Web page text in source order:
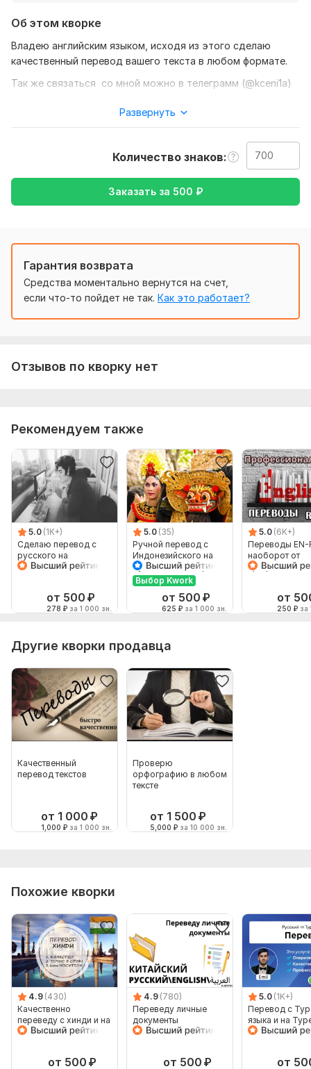
Об этом кворке
Владею английским языком, исходя из этого сделаю
качественный перевод вашего текста в любом формате.
Так же связаться со мной можно в телеграмм (@kceni1a)
так же уточнение моей работы-перевод с английского на
русский, либо же с русского на английский
Тематика: Образование и наука,Другое
Язык перевода:
Развернуть
Количество знаков
Заказать за 500 ₽
Гарантия возврата
Средства моментально вернутся на счет,
если что-то пойдет не так. Как это работает?
Отзывов по кворку нет
Рекомендуем также
5.0 (1K+)
Сделаю перевод с
русского на
английский и
от 500 ₽
278 ₽ за 1 000 зн.
5.0 (35)
Ручной перевод с
Индонезийского на
Русский и наоборот
Выбор Kwork
от 500 ₽
625 ₽ за 1 000 зн.
5.0 (6K+)
Переводы EN-
наоборот от
от
250 ₽ за
Другие кворки продавца
Качественный
перевод текстов
от 1 000 ₽
1,000 ₽ за 1 000 зн.
Проверю
орфографию в любом
тексте
от 1 500 ₽
5,000 ₽ за 10 000 зн.
Похожие кворки
4.9 (430)
Качественно
переведу с хинди и на
хинди
от 500 ₽
4.9 (780)
Переведу личные
документы
от 500 ₽
5.0 (1K+)
Перевод с
языка и на
язык от
от